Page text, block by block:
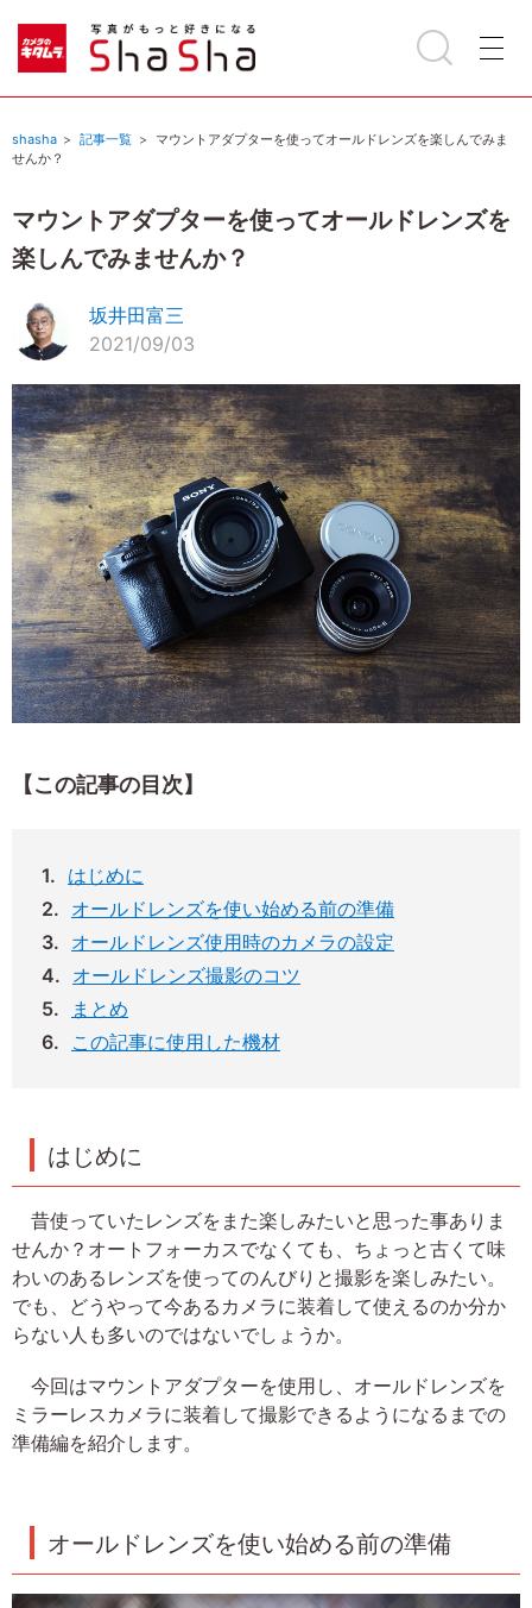
shasha 記事一覧
マウントアダプターを使ってオールドレンズを楽しんでみま
せんか？
マウントアダプターを使ってオールドレンズを
楽しんでみませんか？
坂井田富三
2021/09/03
【この記事の目次】
はじめに
オールドレンズを使い始める前の準備
オールドレンズ使用時のカメラの設定
オールドレンズ撮影のコツ
まとめ
この記事に使用した機材
はじめに
昔使っていたレンズをまた楽しみたいと思った事ありま
せんか？オートフォーカスでなくても、ちょっと古くて味
わいのあるレンズを使ってのんびりと撮影を楽しみたい。
でも、どうやって今あるカメラに装着して使えるのか分か
らない人も多いのではないでしょうか。
今回はマウントアダプターを使用し、オールドレンズを
ミラーレスカメラに装着して撮影できるようになるまでの
準備編を紹介します。
オールドレンズを使い始める前の準備